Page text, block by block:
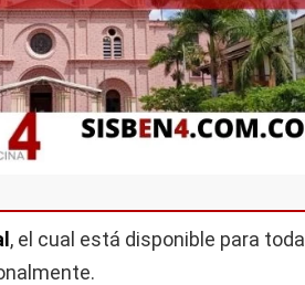
, el cual está disponible para toda